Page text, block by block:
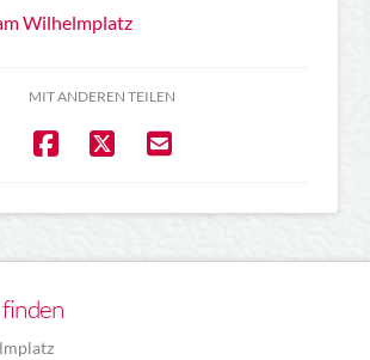
Wilhelmplatz
MIT ANDEREN TEILEN